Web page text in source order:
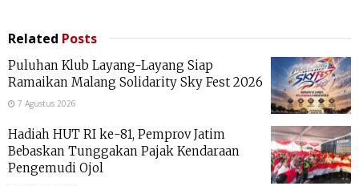
Related Posts
Puluhan Klub Layang-Layang Siap
Ramaikan Malang Solidarity Sky Fest 2026
7 Agustus 2026
Hadiah HUT RI ke-81, Pemprov Jatim
Bebaskan Tunggakan Pajak Kendaraan
Pengemudi Ojol